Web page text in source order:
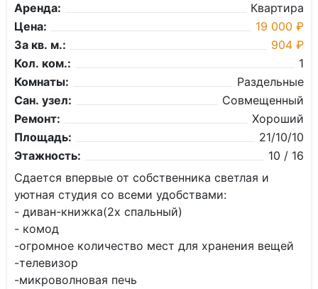
Аренда:
Квартира
Цена:
19 000 ₽
За кв. м.:
904 ₽
Кол. ком.:
1
Комнаты:
Раздельные
Сан. узел:
Совмещенный
Ремонт:
Хороший
Площадь:
21/10/10
Этажность:
10 / 16
Сдается впервые от собственника светлая и
уютная студия со всеми удобствами:
- диван-книжка(2х спальный)
- комод
-огромное количество мест для хранения вещей
-телевизор
-микроволновая печь